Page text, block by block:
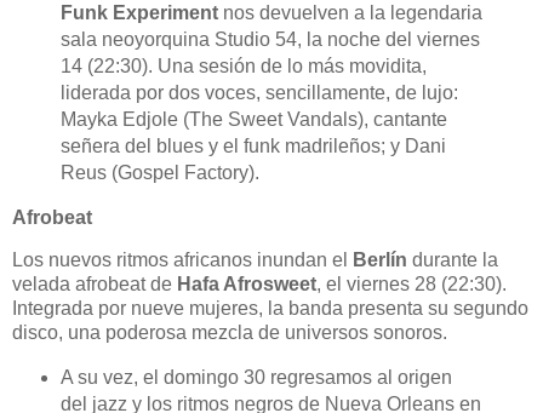
Funk Experimentnos devuelven a la legendaria
sala neoyorquina Studio 54, la noche del viernes
14 (22:30). Una sesión de lo más movidita,
liderada por dos voces, sencillamente, de lujo:
Mayka Edjole (The Sweet Vandals), cantante
señera del blues y el funk madrileños; y Dani
Reus (Gospel Factory).
Afrobeat
Los nuevos ritmos africanos inundan el Berlín durante la
velada afrobeat de Hafa Afrosweet, el viernes 28 (22:30).
Integrada por nueve mujeres, la banda presenta su segundo
disco, una poderosa mezcla de universos sonoros.
A su vez, el domingo 30 regresamos al origen
del jazz y los ritmos negros de Nueva Orleans en